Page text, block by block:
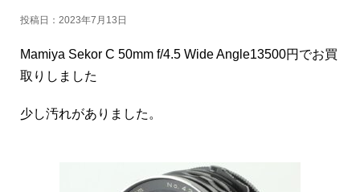
投稿日： 2023年7月13日
Mamiya Sekor C 50mm f/4.5 Wide Angle13500円でお買
取りしました
少し汚れがありました。